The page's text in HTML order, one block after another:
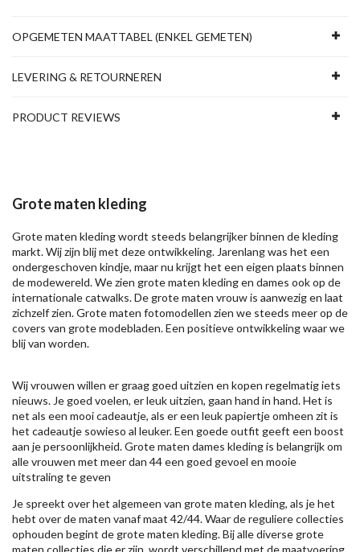
OPGEMETEN MAATTABEL (ENKEL GEMETEN)
LEVERING & RETOURNEREN
PRODUCT REVIEWS
Grote maten kleding
Grote maten kleding wordt steeds belangrijker binnen de kleding
markt. Wij zijn blij met deze ontwikkeling. Jarenlang was het een
ondergeschoven kindje, maar nu krijgt het een eigen plaats binnen
de modewereld. We zien grote maten kleding en dames ook op de
internationale catwalks. De grote maten vrouw is aanwezig en laat
zichzelf zien. Grote maten fotomodellen zien we steeds meer op de
covers van grote modebladen. Een positieve ontwikkeling waar we
blij van worden.
Wij vrouwen willen er graag goed uitzien en kopen regelmatig iets
nieuws. Je goed voelen, er leuk uitzien, gaan hand in hand. Het is
net als een mooi cadeautje, als er een leuk papiertje omheen zit is
het cadeautje sowieso al leuker. Een goede outfit geeft een boost
aan je persoonlijkheid. Grote maten dames kleding is belangrijk om
alle vrouwen met meer dan 44 een goed gevoel en mooie
uitstraling te geven
Je spreekt over het algemeen van grote maten kleding, als je het
hebt over de maten vanaf maat 42/44. Waar de reguliere collecties
ophouden begint de grote maten kleding. Bij alle diverse grote
maten collecties die er zijn, wordt verschillend met de maatvoering